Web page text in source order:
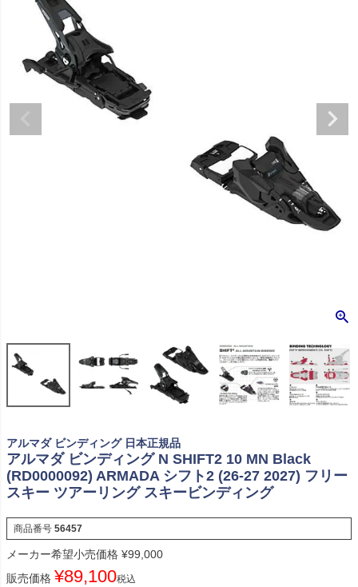
アルマダ ビンディング 日本正規品
アルマダ ビンディング N SHIFT2 10 MN Black
(RD0000092) ARMADA シフト2 (26-27 2027) フリー
スキー ツアーリング スキービンディング
商品番号 56457
メーカー希望小売価格 ¥99,000
販売価格 ¥89,100税込